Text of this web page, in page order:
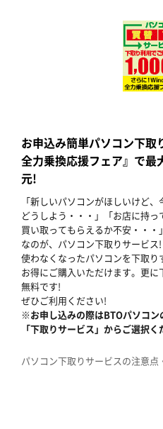
お申込み簡単パソコン下
全力乗換応援フェア』で最
元!
「新しいパソコンがほしいけど
どうしよう・・・」「お店に持
買い取ってもらえるか不安・・
なのが、パソコン下取りサービス!
使わなくなったパソコンを下取
お得にご購入いただけます。更
無料です!
ぜひご利用ください!
※お申し込みの際はBTOパソコン
「下取りサービス」からご選択く
パソコン下取りサービスの注意